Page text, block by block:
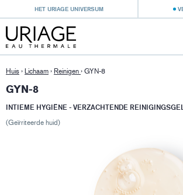
HET URIAGE UNIVERSUM
Huis › Lichaam › Reinigen › GYN-8
GYN-8
INTIEME HYGIËNE - VERZACHTENDE
(Geïrriteerde huid)